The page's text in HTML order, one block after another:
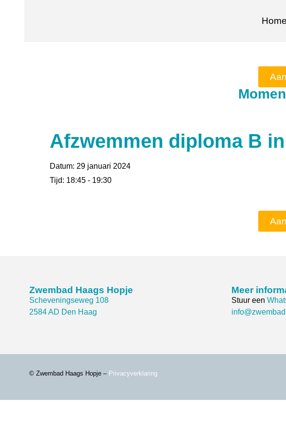
Home
Afzwemmen diploma B
Datum: 29 januari 2024
Tijd: 18:45 - 19:30
Zwembad Haags Hopje
Scheveningseweg 108
2584 AD Den Haag
Meer
Stuur een
© Zwembad Haags Hopje – Privacyverklaring